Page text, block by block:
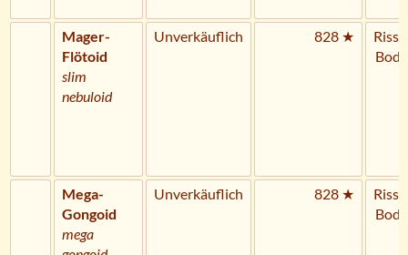
Mager-
Flötoid
slim
nebuloid
Unverkäuflich 828 ★
Riss
Mega-
Gongoid
mega
Unverkäuflich 828 ★
Riss